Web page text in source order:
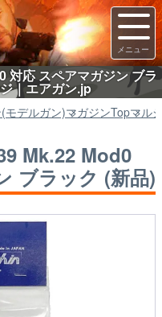
対応 スペアマガジン ブラ
｜エアガン.jp
モデルガン)マガジンTopマル
Mk.22 Mod0
ブラック (新品)